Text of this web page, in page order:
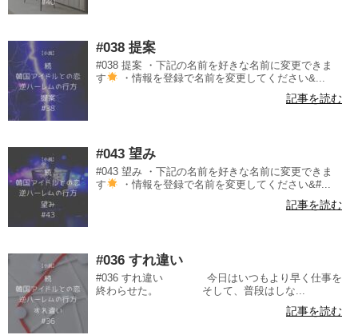
#038 提案
#038 提案 ・下記の名前を好きな名前に変更できま
す
・情報を登録で名前を変更してください&...
記事を読む
#043 望み
#043 望み ・下記の名前を好きな名前に変更できま
す
・情報を登録で名前を変更してください&#...
記事を読む
#036 すれ違い
#036 すれ違い 今日はいつもより早く仕事を
終わらせた。 そして、普段はしな...
記事を読む